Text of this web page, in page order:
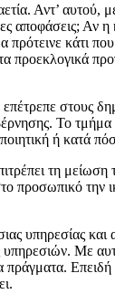
Αντ’
αποφάσεις;
κάτι
προεκλογικά
στους
Το
ή
τη
την
υπηρεσίας
Με